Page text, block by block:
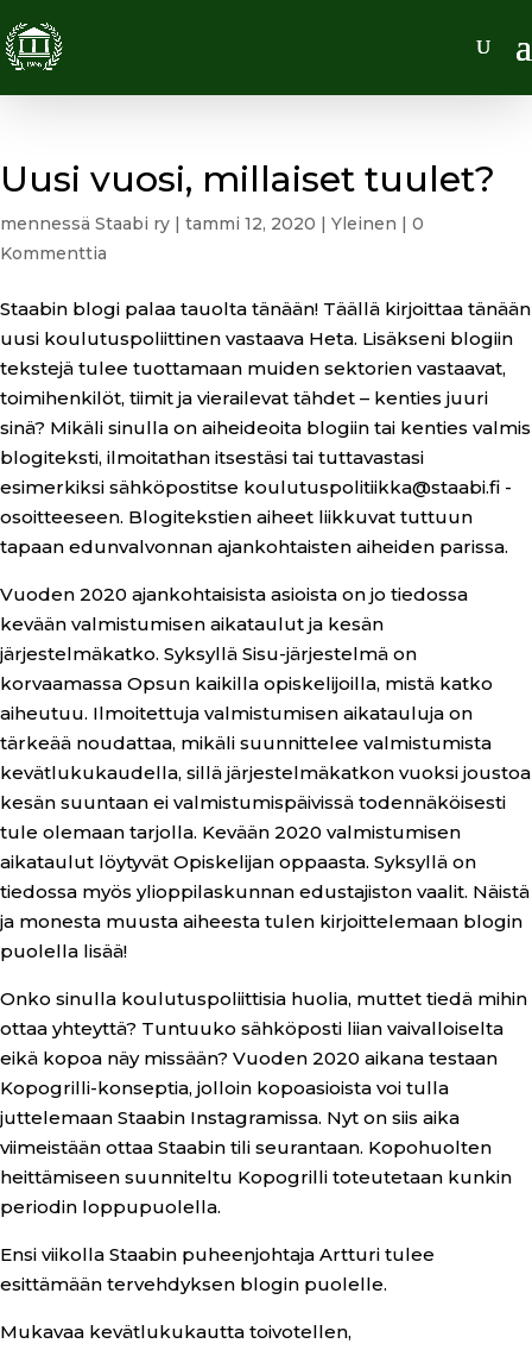
Uusi vuosi, millaiset tuulet?
mennessä Staabi ry | tammi 12, 2020 | Yleinen | 0
Kommenttia
Staabin blogi palaa tauolta tänään! Täällä kirjoittaa tänään
uusi koulutuspoliittinen vastaava Heta. Lisäkseni blogiin
tekstejä tulee tuottamaan muiden sektorien vastaavat,
toimihenkilöt, tiimit ja vierailevat tähdet – kenties juuri
sinä? Mikäli sinulla on aiheideoita blogiin tai kenties valmis
blogiteksti, ilmoitathan itsestäsi tai tuttavastasi
esimerkiksi sähköpostitse koulutuspolitiikka@staabi.fi -
osoitteeseen. Blogitekstien aiheet liikkuvat tuttuun
tapaan edunvalvonnan ajankohtaisten aiheiden parissa.
Vuoden 2020 ajankohtaisista asioista on jo tiedossa
kevään valmistumisen aikataulut ja kesän
järjestelmäkatko. Syksyllä Sisu-järjestelmä on
korvaamassa Opsun kaikilla opiskelijoilla, mistä katko
aiheutuu. Ilmoitettuja valmistumisen aikatauluja on
tärkeää noudattaa, mikäli suunnittelee valmistumista
kevätlukukaudella, sillä järjestelmäkatkon vuoksi joustoa
kesän suuntaan ei valmistumispäivissä todennäköisesti
tule olemaan tarjolla. Kevään 2020 valmistumisen
aikataulut löytyvät Opiskelijan oppaasta. Syksyllä on
tiedossa myös ylioppilaskunnan edustajiston vaalit. Näistä
ja monesta muusta aiheesta tulen kirjoittelemaan blogin
puolella lisää!
Onko sinulla koulutuspoliittisia huolia, muttet tiedä mihin
ottaa yhteyttä? Tuntuuko sähköposti liian vaivalloiselta
eikä kopoa näy missään? Vuoden 2020 aikana testaan
Kopogrilli-konseptia, jolloin kopoasioista voi tulla
juttelemaan Staabin Instagramissa. Nyt on siis aika
viimeistään ottaa Staabin tili seurantaan. Kopohuolten
heittämiseen suunniteltu Kopogrilli toteutetaan kunkin
periodin loppupuolella.
Ensi viikolla Staabin puheenjohtaja Artturi tulee
esittämään tervehdyksen blogin puolelle.
Mukavaa kevätlukukautta toivotellen,